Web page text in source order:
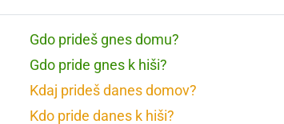
Gdo prideš gnes domu?
Gdo pride gnes k hiši?
Kdaj prideš danes domov?
Kdo pride danes k hiši?